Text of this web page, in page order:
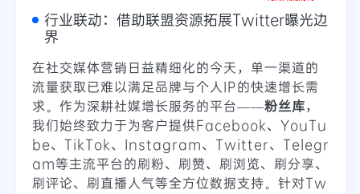
行业联动：借助联盟资源拓展Twitter曝光边
界
在社交媒体营销日益精细化的今天，单一渠道的
流量获取已难以满足品牌与个人IP的快速增长需
求。作为深耕社媒增长服务的平台——粉丝库，
我们始终致力于为客户提供Facebook、YouTu
be、TikTok、Instagram、Twitter、Telegr
am等主流平台的刷粉、刷赞、刷浏览、刷分享、
刷评论、刷直播人气等全方位数据支持。针对Tw